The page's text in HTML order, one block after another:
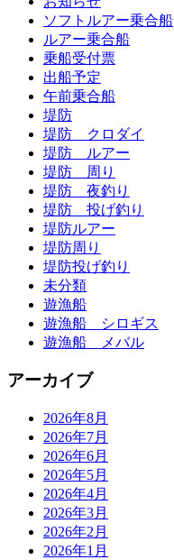
ソフトルアー乗合船
ルアー乗合船
乗船受付票
出船予定
午前乗合船
堤防
堤防 クロダイ
堤防 ルアー
堤防 周り
堤防 夜釣り
堤防 投げ釣り
堤防ルアー
堤防周り
堤防投げ釣り
未分類
遊漁船
遊漁船 シロギス
遊漁船 メバル
アーカイブ
2026年8月
2026年7月
2026年6月
2026年5月
2026年4月
2026年3月
2026年2月
2026年1月